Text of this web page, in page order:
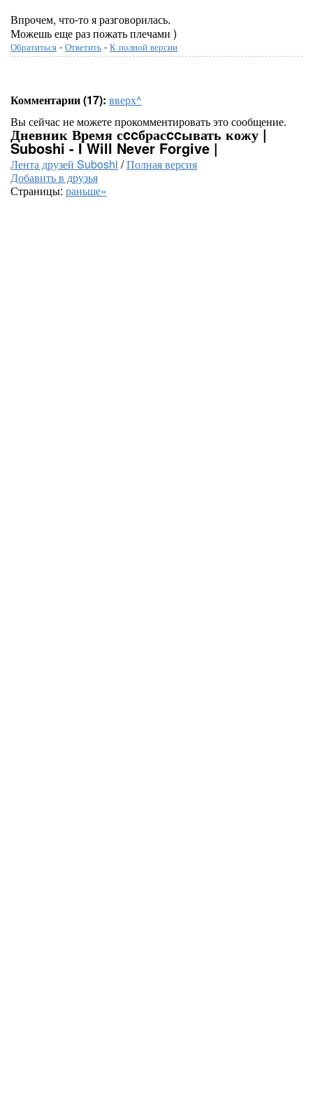
Впрочем, что-то я разговорилась.
Можешь еще раз пожать плечами )
Обратиться - Ответить - К полной версии
Комментарии (17): вверх^
Вы сейчас не можете прокомментировать это сообщение.
Дневник Время сccбрасccывать кожу |
Suboshi - I Will Never Forgive |
Лента друзей Suboshi /Полная версия
Добавить в друзья
Страницы: раньше»